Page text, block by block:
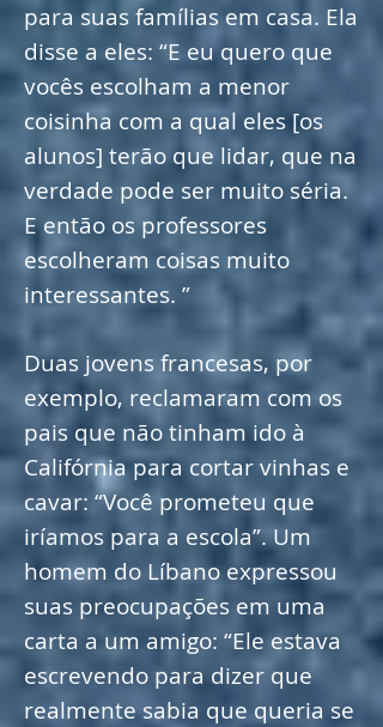
para suas famílias em casa. Ela
disse a eles: “E eu quero que
vocês escolham a menor
coisinha com a qual eles [os
alunos] terão que lidar, que na
verdade pode ser muito séria.
E então os professores
escolheram coisas muito
interessantes. ”
Duas jovens francesas, por
exemplo, reclamaram com os
pais que não tinham ido à
Califórnia para cortar vinhas e
cavar: “Você prometeu que
iríamos para a escola”. Um
homem do Líbano expressou
suas preocupações em uma
carta a um amigo: “Ele estava
escrevendo para dizer que
realmente sabia que queria se